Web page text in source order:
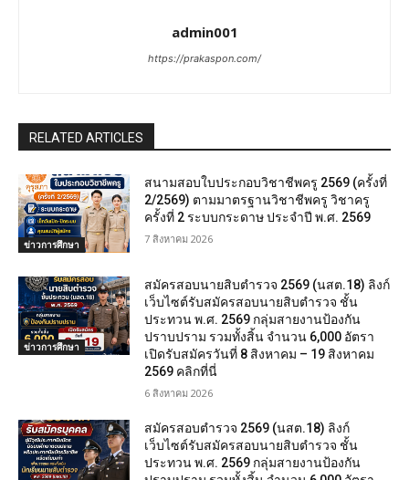
admin001
https://prakaspon.com/
RELATED ARTICLES
ข่าวการศึกษา
สนามสอบใบประกอบวิชาชีพครู 2569 (ครั้งที่
2/2569) ตามมาตรฐานวิชาชีพครู วิชาครู
ครั้งที่ 2 ระบบกระดาษ ประจำปี พ.ศ. 2569
7 สิงหาคม 2026
ข่าวการศึกษา
สมัครสอบนายสิบตำรวจ 2569 (นสต.18) ลิงก์
เว็บไซต์รับสมัครสอบนายสิบตำรวจ ชั้น
ประทวน พ.ศ. 2569 กลุ่มสายงานป้องกัน
ปราบปราม รวมทั้งสิ้น จำนวน 6,000 อัตรา
เปิดรับสมัครวันที่ 8 สิงหาคม – 19 สิงหาคม
2569 คลิกที่นี่
6 สิงหาคม 2026
สมัครสอบตํารวจ 2569 (นสต.18) ลิงก์
เว็บไซต์รับสมัครสอบนายสิบตำรวจ ชั้น
ประทวน พ.ศ. 2569 กลุ่มสายงานป้องกัน